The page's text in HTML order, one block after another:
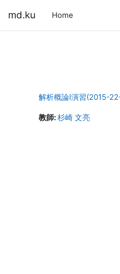
md.ku Home
解析概論I演習(2015-
教師:杉崎 文亮